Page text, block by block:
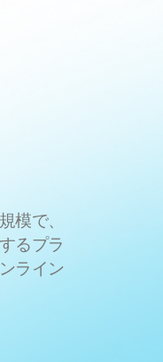
模で、
るプラ
ライン